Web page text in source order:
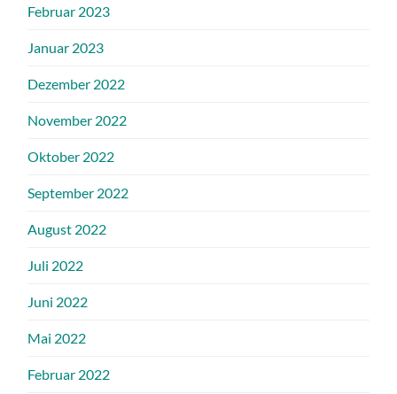
Februar 2023
Januar 2023
Dezember 2022
November 2022
Oktober 2022
September 2022
August 2022
Juli 2022
Juni 2022
Mai 2022
Februar 2022